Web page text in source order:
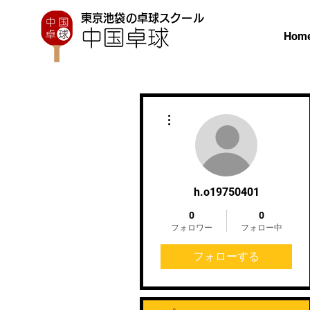
東京池袋の卓球スクール
h.o19750401
0
フォロワー
0
フォロー中
フォローする